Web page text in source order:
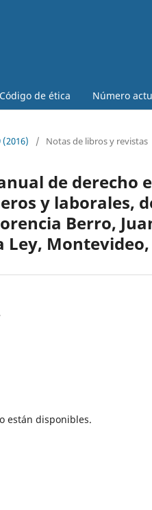
Código de ética Número
(2016) / Notas de libros y revistas
de derecho
y laborales,
Berro,
Montevideo,
están disponibles.